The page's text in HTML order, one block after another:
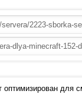
оптимизирован для